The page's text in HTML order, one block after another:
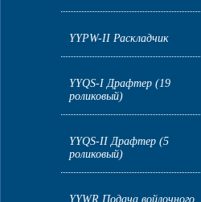
YYPW-II Раскладчик
YYQS-I Драфтер (19
роликовый)
YYQS-II Драфтер (5
роликовый)
YYWR Подача войлочного